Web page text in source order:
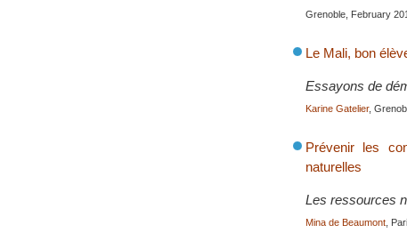
Grenoble, February
Le Mali, bon
Essayons de
Karine Gatelier,
Prévenir les
naturelles
Les ressources
Mina de Beaumont ,